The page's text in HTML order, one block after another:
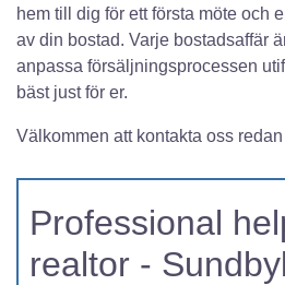
hem till dig för ett första möte och
av din bostad. Varje bostadsaffär
anpassa försäljningsprocessen
bäst just för er.
Välkommen att kontakta oss
Professional
realtor -